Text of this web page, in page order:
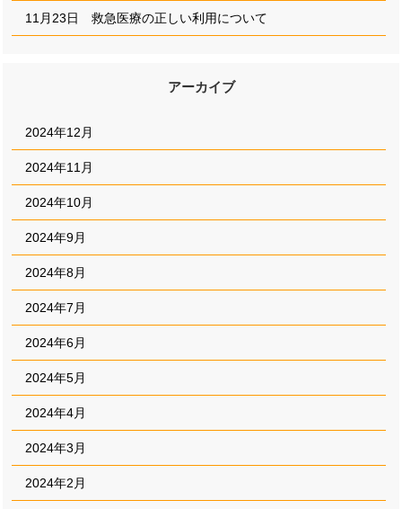
11月23日 救急医療の正しい利用について
アーカイブ
2024年12月
2024年11月
2024年10月
2024年9月
2024年8月
2024年7月
2024年6月
2024年5月
2024年4月
2024年3月
2024年2月